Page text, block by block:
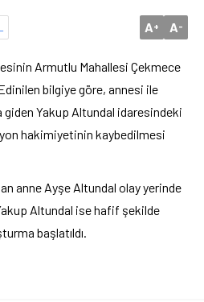
A+ A-
Armutlu Mahallesi Çekmece
bilgiye göre, annesi ile
Yakup Altundal idaresindeki
hakimiyetinin kaybedilmesi
anne Ayşe Altundal olay yerinde
Altundal ise hafif şekilde
başlatıldı.